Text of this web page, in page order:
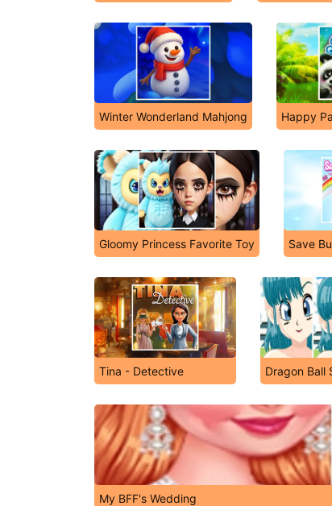
Winter Wonderland Mahjong Happy
Gloomy Princess Favorite Toy Save
Tina - Detective Dragon Ball
My BFF's Wedding